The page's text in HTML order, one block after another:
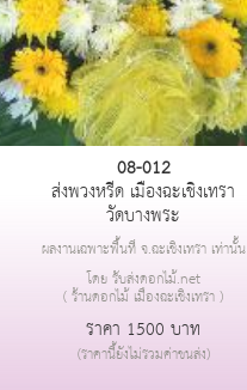
08-012
ส่งพวงหรีด เมืองฉะเชิงเทรา
วัดบางพระ
ผลงานเฉพาะพื้นที่ จ.ฉะเชิงเทรา เท่านั้น
โดย รับส่งดอกไม้.net
( ร้านดอกไม้ เมืองฉะเชิงเทรา )
ราคา 1500 บาท
(ราคานี้ยังไม่รวมค่าขนส่ง)